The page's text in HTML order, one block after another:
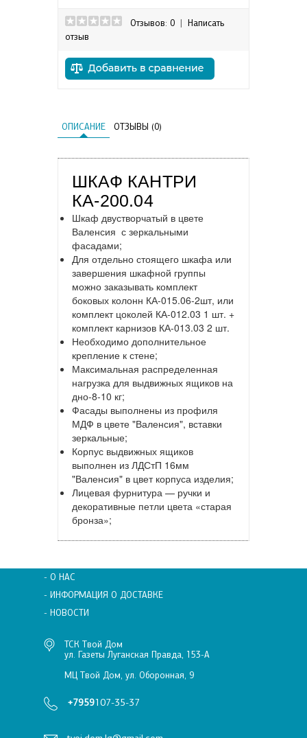
Отзывов: 0
Написать
отзыв
ОПИСАНИЕ ОТЗЫВЫ (0)
ШКАФ КАНТРИ
КА-200.04
Шкаф двустворчатый в цвете
Валенсия с зеркальными
фасадами;
Для отдельно стоящего шкафа или
завершения шкафной группы
можно заказывать комплект
боковых колонн КА-015.06-2шт, или
комплект цоколей КА-012.03 1 шт. +
комплект карнизов КА-013.03 2 шт.
Необходимо дополнительное
крепление к стене;
Максимальная распределенная
нагрузка для выдвижных ящиков на
дно-8-10 кг;
Фасады выполнены из профиля
МДФ в цвете "Валенсия", вставки
зеркальные;
Корпус выдвижных ящиков
выполнен из ЛДСтП 16мм
"Валенсия" в цвет корпуса изделия;
Лицевая фурнитура — ручки и
декоративные петли цвета «старая
бронза»;
- О НАС
- ИНФОРМАЦИЯ О ДОСТАВКЕ
- НОВОСТИ
ТСК Твой Дом
ул. Газеты Луганская Правда, 153-А
МЦ Твой Дом, ул. Оборонная, 9
+7959107-35-37